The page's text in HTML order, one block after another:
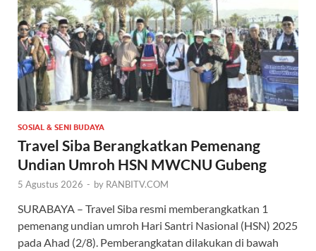
SOSIAL & SENI BUDAYA
Travel Siba Berangkatkan Pemenang
Undian Umroh HSN MWCNU Gubeng
5 Agustus 2026 - by RANBITV.COM
SURABAYA – Travel Siba resmi memberangkatkan 1
pemenang undian umroh Hari Santri Nasional (HSN) 2025
pada Ahad (2/8). Pemberangkatan dilakukan di bawah